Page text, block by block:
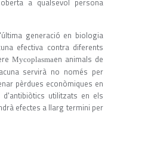
a qualsevol persona
generació en biologia
efectiva contra diferents
Mycoplasmaen animals de
servirà no només per
pèrdues econòmiques en
utilitzats en els
efectes a llarg termini per